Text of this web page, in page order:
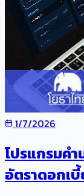
1/7/2026
โปรแกรมค
อัตราดอกเ